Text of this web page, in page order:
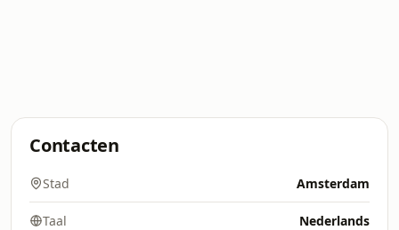
Contacten
Stad Amsterdam
Taal Nederlands